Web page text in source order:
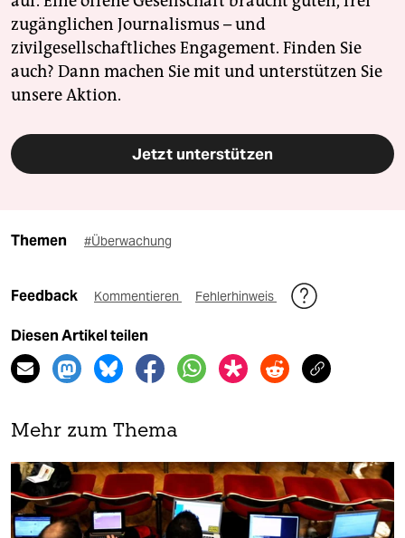
zugänglichen Journalismus – und
zivilgesellschaftliches Engagement. Finden Sie
auch? Dann machen Sie mit und unterstützen Sie
unsere Aktion.
Jetzt unterstützen
Themen #Überwachung
Feedback Kommentieren Fehlerhinweis
Diesen Artikel teilen
Mehr zum Thema